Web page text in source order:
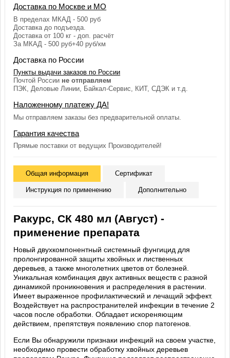
Доставка по Москве и МО
В пределах МКАД - 500 руб
Доставка до подъезда.
Доставка от 100 кг - доп. расчёт
За МКАД - 500 руб+40 руб/км
Доставка по России
Пункты выдачи заказов по России
Почтой России не отправляем
ПЭК, Деловые Линии, Байкал-Сервис, КИТ, СДЭК и т.д.
Наложенному платежу ДА!
Мы отправляем заказы без предварительной оплаты.
Гарантия качества
Прямые поставки от ведущих Производителей!
Общая информация Сертификат
Инструкция по применению Дополнительно
Ракурс, СК 480 мл (Август) -
применение препарата
Новый двухкомпонентный системный фунгицид для
пролонгированной защиты хвойных и лиственных
деревьев, а также многолетних цветов от болезней.
Уникальная комбинация двух активных веществ с разной
динамикой проникновения и распределения в растении.
Имеет выраженное профилактический и лечащий эффект.
Воздействует на распространителей инфекции в течение 2
часов после обработки. Обладает искореняющим
действием, препятствуя появлению спор патогенов.
Если Вы обнаружили признаки инфекций на своем участке,
необходимо провести обработку хвойных деревьев